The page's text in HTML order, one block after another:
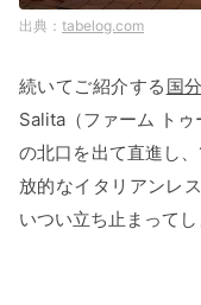
tabelog.com
続いてご紹介する 国
Salita（ファーム ト
の北口を出て直進し
放的なイタリアンレ
いつい立ち止まってし